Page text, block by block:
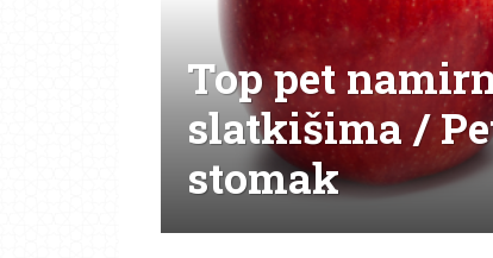
Top pet
slatkišima /
stomak